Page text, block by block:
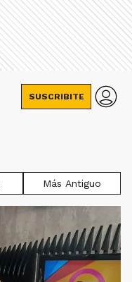
SUSCRIBITE
Más Antiguo